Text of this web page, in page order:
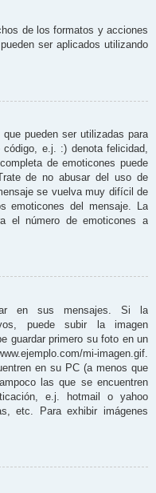
de los formatos y acciones
ser aplicados utilizando
que pueden ser utilizadas para
e.j. :) denota felicidad,
de emoticones puede
de no abusar del uso de
se vuelva muy difícil de
emoticones del mensaje. La
el número de emoticones a
en sus mensajes. Si la
puede subir la imagen
guardar primero su foto en un
mi-imagen.gif.
en su PC (a menos que
las que se encuentren
e.j. hotmail o yahoo
etc. Para exhibir imágenes